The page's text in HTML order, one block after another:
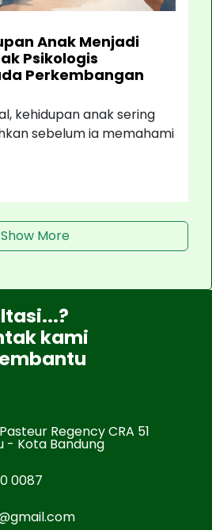
Anak Menjadi
Psikologis
Perkembangan
kehidupan anak sering
sebelum ia memahami
Show More
kami
Regency CRA 51
- Kota Bandung
0087